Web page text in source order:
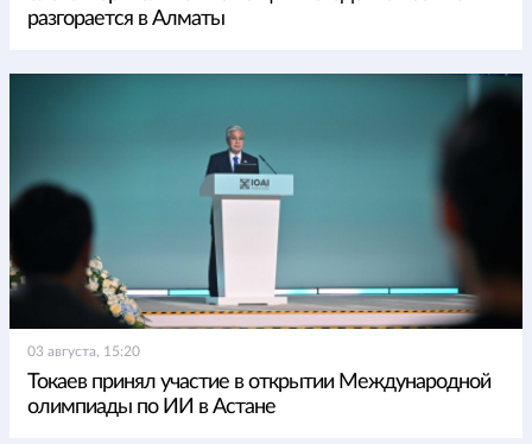
разгорается в Алматы
03 августа, 15:20
Токаев принял участие в открытии Международной
олимпиады по ИИ в Астане